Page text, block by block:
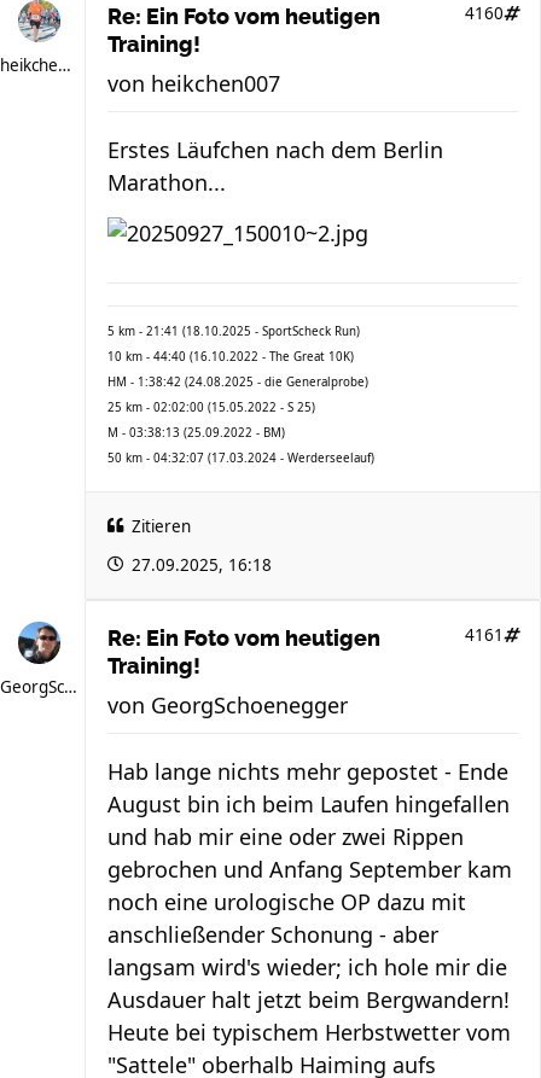
heikchen007
Re: Ein Foto vom heutigen
Training!
4160
von heikchen007
Erstes Läufchen nach dem Berlin
Marathon...
5 km - 21:41 (18.10.2025 - SportScheck Run)
10 km - 44:40 (16.10.2022 - The Great 10K)
HM - 1:38:42 (24.08.2025 - die Generalprobe)
25 km - 02:02:00 (15.05.2022 - S 25)
M - 03:38:13 (25.09.2022 - BM)
50 km - 04:32:07 (17.03.2024 - Werderseelauf)
Zitieren
27.09.2025, 16:18
GeorgSchoenegger
Re: Ein Foto vom heutigen
Training!
4161
von GeorgSchoenegger
Hab lange nichts mehr gepostet - Ende
August bin ich beim Laufen hingefallen
und hab mir eine oder zwei Rippen
gebrochen und Anfang September kam
noch eine urologische OP dazu mit
anschließender Schonung - aber
langsam wird's wieder; ich hole mir die
Ausdauer halt jetzt beim Bergwandern!
Heute bei typischem Herbstwetter vom
"Sattele" oberhalb Haiming aufs